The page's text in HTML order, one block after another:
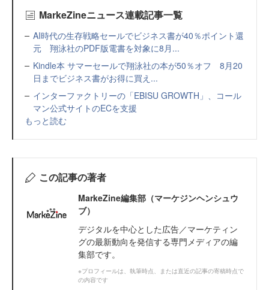
MarkeZineニュース連載記事一覧
AI時代の生存戦略セールでビジネス書が40％ポイント還
元 翔泳社のPDF版電書を対象に8月...
Kindle本 サマーセールで翔泳社の本が50％オフ 8月20
日までビジネス書がお得に買え...
インターファクトリーの「EBISU GROWTH」、コール
マン公式サイトのECを支援
もっと読む
この記事の著者
MarkeZine編集部（マーケジンヘンシュウ
ブ）
デジタルを中心とした広告／マーケティン
グの最新動向を発信する専門メディアの編
集部です。
※プロフィールは、執筆時点、または直近の記事の寄稿時点で
の内容です